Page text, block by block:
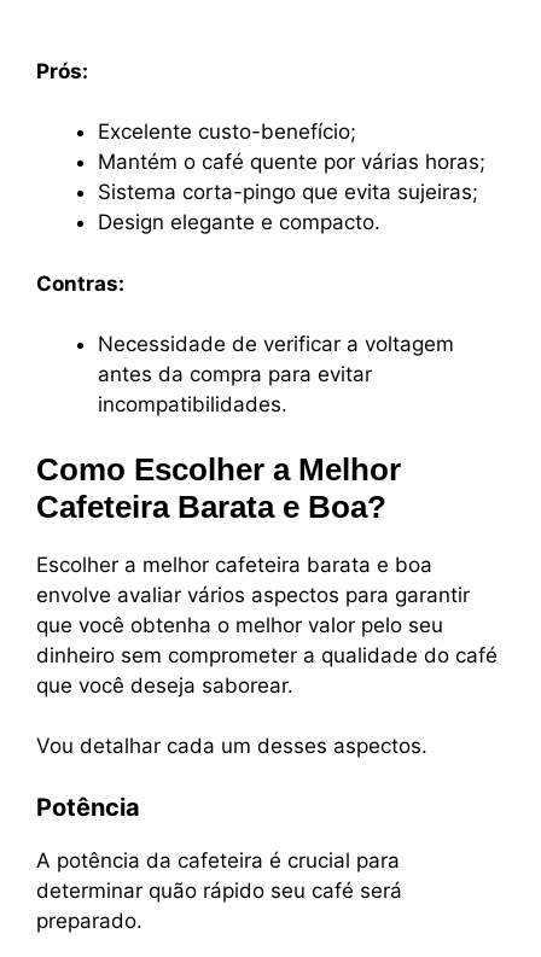
Prós:
Excelente custo-benefício;
Mantém o café quente por várias horas;
Sistema corta-pingo que evita sujeiras;
Design elegante e compacto.
Contras:
Necessidade de verificar a voltagem
antes da compra para evitar
incompatibilidades.
Como Escolher a Melhor
Cafeteira Barata e Boa?
Escolher a melhor cafeteira barata e boa
envolve avaliar vários aspectos para garantir
que você obtenha o melhor valor pelo seu
dinheiro sem comprometer a qualidade do café
que você deseja saborear.
Vou detalhar cada um desses aspectos.
Potência
A potência da cafeteira é crucial para
determinar quão rápido seu café será
preparado.